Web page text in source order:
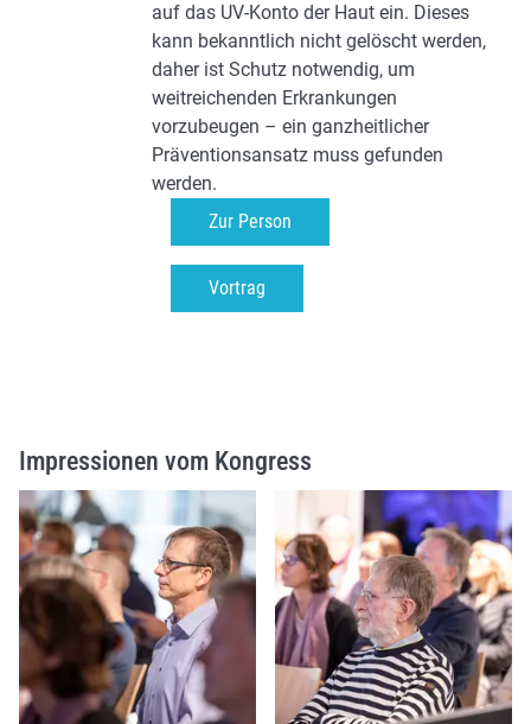
auf das UV-Konto der Haut ein. Dieses
kann bekanntlich nicht gelöscht werden,
daher ist Schutz notwendig, um
weitreichenden Erkrankungen
vorzubeugen – ein ganzheitlicher
Präventionsansatz muss gefunden
werden.
Zur Person
Vortrag
Impressionen vom Kongress